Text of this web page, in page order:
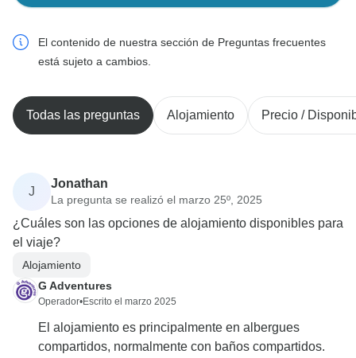
El contenido de nuestra sección de Preguntas frecuentes
está sujeto a cambios.
Todas las preguntas Alojamiento Precio /
J
Jonathan
La pregunta se realizó el marzo 25º, 2025
¿Cuáles son las opciones de alojamiento disponibles para
el viaje?
Alojamiento
G Adventures
Operador•Escrito el marzo 2025
El alojamiento es principalmente en albergues
compartidos, normalmente con baños compartidos.